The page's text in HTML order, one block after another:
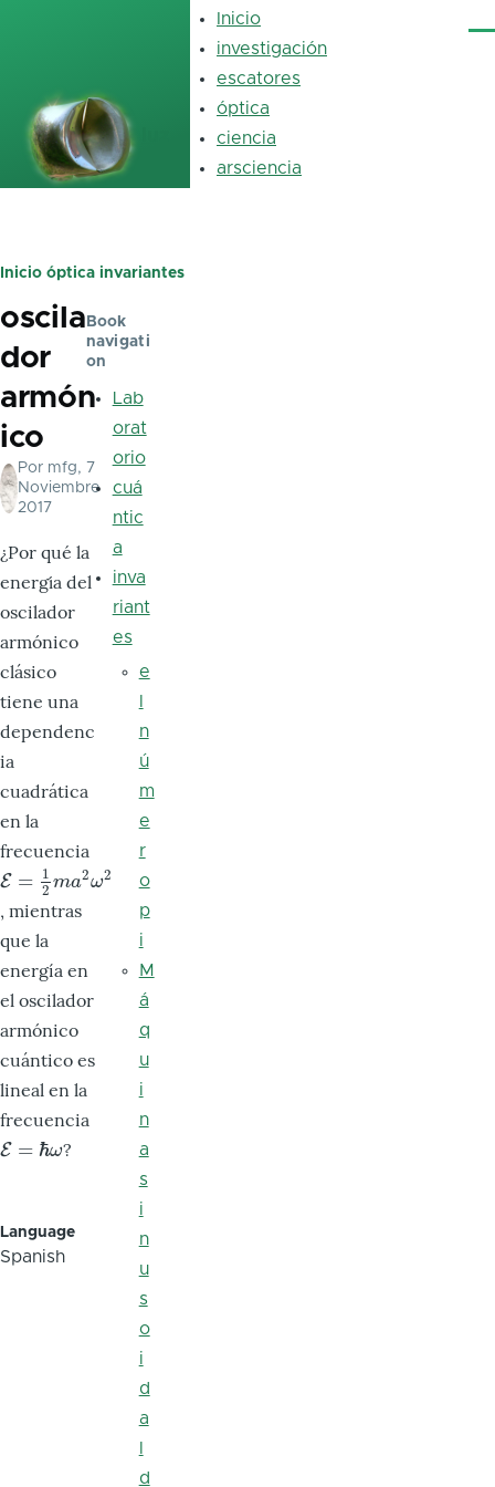
Pasar al contenido principal
Main
navigation
Inicio
investigación
escatores
óptica
ciencia
arsciencia
Ruta
de
navegación
Inicio óptica invariantes
oscila
dor
armón
ico
Por mfg, 7
Noviembre
2017
¿Por qué la
energı́a del
oscilador
armónico
clásico
tiene una
dependenc
ia
cuadrática
en la
frecuencia
E = 1
2 ma2ω2
E =12 ma2ω2
, mientras
que la
energía en
el oscilador
armónico
cuántico es
lineal en la
frecuencia
E = ℏω
E =ℏω ?
Language
Spanish
Book
navigati
on
Lab
orat
orio
cuá
ntic
a
inva
riant
es
e
n
ú
m
e
r
o
p
i
M
á
q
u
i
n
a
s
i
n
u
s
o
i
d
a
d